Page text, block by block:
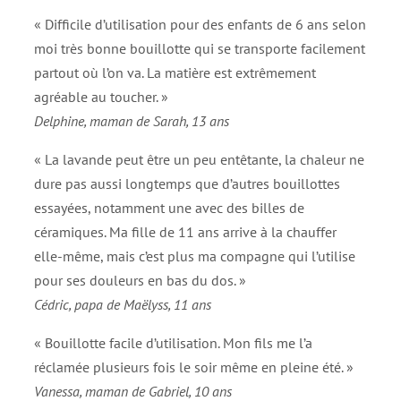
« Difficile d’utilisation pour des enfants de 6 ans selon
moi très bonne bouillotte qui se transporte facilement
partout où l’on va. La matière est extrêmement
agréable au toucher. »
Delphine, maman de Sarah, 13 ans
« La lavande peut être un peu entêtante, la chaleur ne
dure pas aussi longtemps que d’autres bouillottes
essayées, notamment une avec des billes de
céramiques. Ma fille de 11 ans arrive à la chauffer
elle-même, mais c’est plus ma compagne qui l’utilise
pour ses douleurs en bas du dos. »
Cédric, papa de Maëlyss, 11 ans
« Bouillotte facile d’utilisation. Mon fils me l’a
réclamée plusieurs fois le soir même en pleine été. »
Vanessa, maman de Gabriel, 10 ans